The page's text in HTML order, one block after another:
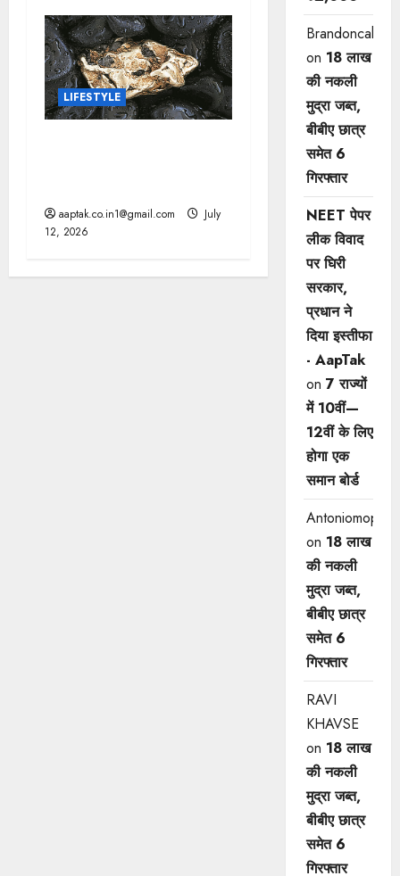
LIFESTYLE
aaptak.co.in1@gmail.com
July
12, 2026
Brandoncah
on 18 लाख
की नकली
मुद्रा जब्त,
बीबीए छात्र
समेत 6
गिरफ्तार
NEET पेपर
लीक विवाद
पर घिरी
सरकार,
प्रधान ने
दिया इस्तीफा
- AapTak
on 7 राज्यों
में 10वीं—
12वीं ​के लिए
होगा एक
समान बोर्ड
Antoniomop
on 18 लाख
की नकली
मुद्रा जब्त,
बीबीए छात्र
समेत 6
गिरफ्तार
RAVI
KHAVSE
on 18 लाख
की नकली
मुद्रा जब्त,
बीबीए छात्र
समेत 6
गिरफ्तार